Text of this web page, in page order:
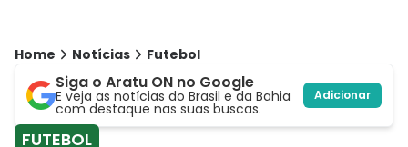
Home Notícias Futebol
Siga o Aratu ON no Google
E veja as notícias do Brasil e da Bahia
com destaque nas suas buscas.
Adicionar
FUTEBOL